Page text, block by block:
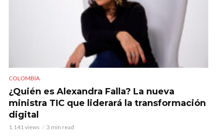
COLOMBIA
¿Quién es Alexandra Falla? La nueva
ministra TIC que liderará la transformación
digital
1.141 views 3 min read